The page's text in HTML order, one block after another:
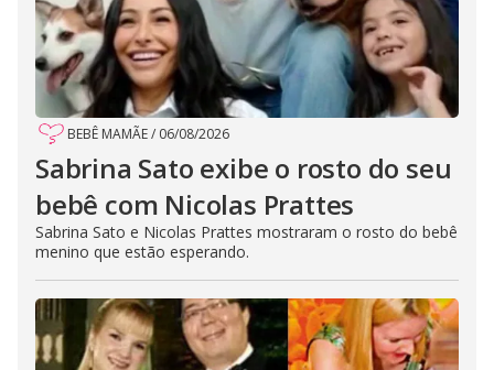
BEBÊ MAMÃE/ 06/08/2026
Sabrina Sato exibe o rosto do seu
bebê com Nicolas Prattes
Sabrina Sato e Nicolas Prattes mostraram o rosto do bebê
menino que estão esperando.